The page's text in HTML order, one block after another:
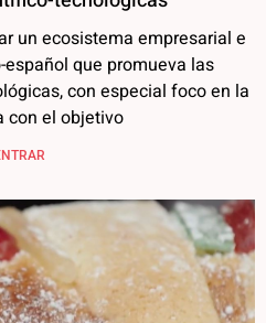
un ecosistema empresarial e
que promueva las
con especial foco en la
con el objetivo